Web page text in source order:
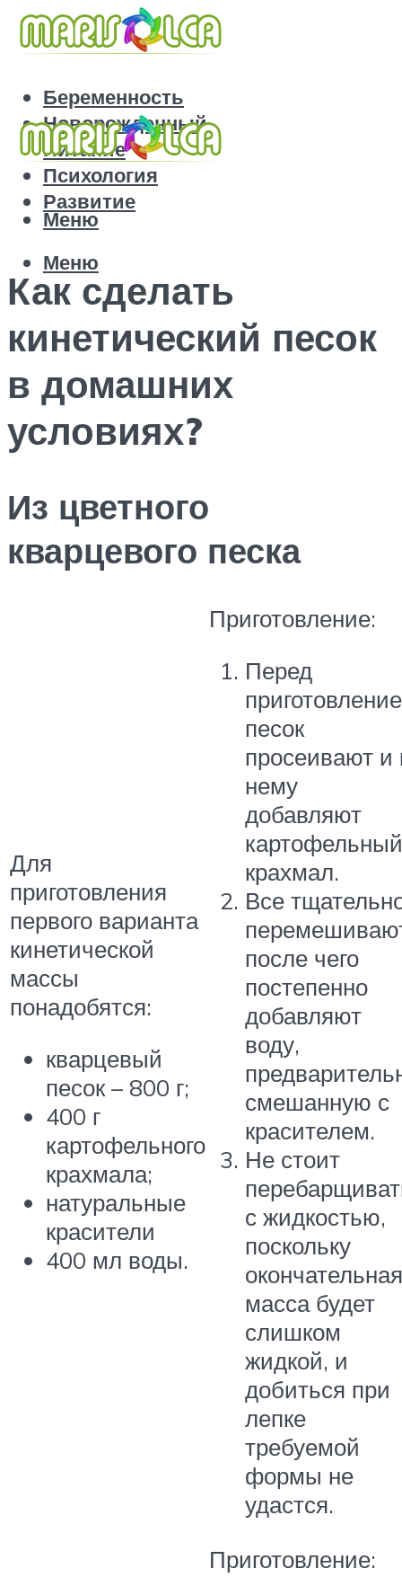
Беременность
Новорожденный
Питание
Психология
Развитие
Меню
Меню
Как сделать
кинетический песок
в домашних
условиях?
Из цветного
кварцевого песка
Для
приготовления
первого варианта
кинетической
массы
понадобятся:
кварцевый
песок – 800 г;
400 г
картофельного
крахмала;
натуральные
красители
400 мл воды.
Приготовление:
Перед
песок
просеивают и
нему
добавляют
картофельный
крахмал.
Все
после чего
постепенно
добавляют
воду,
смешанную с
красителем.
Не стоит
с жидкостью,
поскольку
окончательная
масса будет
слишком
жидкой, и
добиться при
лепке
требуемой
формы не
удастся.
Приготовление: